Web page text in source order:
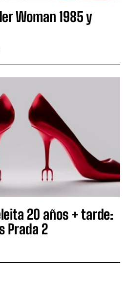
Woman 1985 y
20 años + tarde:
Prada 2